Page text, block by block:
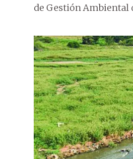
de Gestión Ambiental